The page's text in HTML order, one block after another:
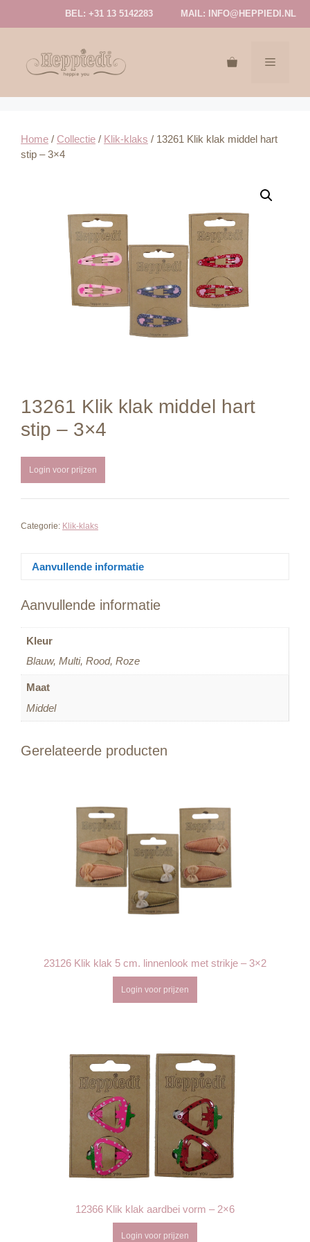
BEL: +31 13 5142283 MAIL: INFO@HEPPIEDI.NL
MENU
Home / Collectie / Klik-klaks / 13261 Klik klak middel hart
stip – 3×4
13261 Klik klak middel hart
stip – 3×4
Login voor prijzen
Categorie: Klik-klaks
Aanvullende informatie
Aanvullende informatie
Kleur
Blauw, Multi, Rood, Roze
Maat
Middel
Gerelateerde producten
23126 Klik klak 5 cm. linnenlook met strikje – 3×2
Login voor prijzen
12366 Klik klak aardbei vorm – 2×6
Login voor prijzen